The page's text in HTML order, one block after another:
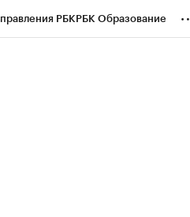
РБКРБК Образование